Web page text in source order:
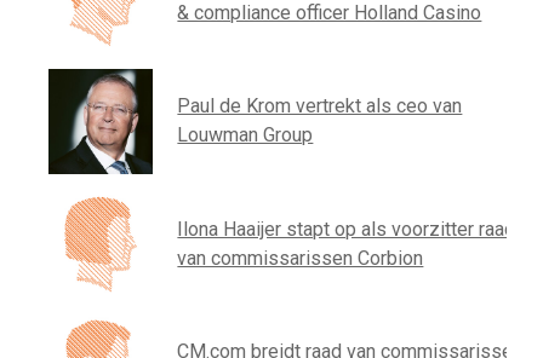
& compliance officer Holland Casino
Paul de Krom vertrekt als ceo van
Louwman Group
Ilona Haaijer stapt op als voorzitter raad
van commissarissen Corbion
CM.com breidt raad van commissarissen